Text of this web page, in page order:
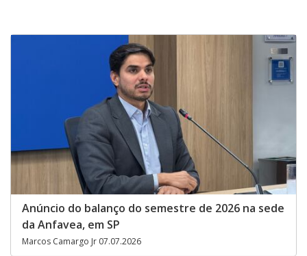
Anúncio do balanço do semestre de 2026 na sede
da Anfavea, em SP
Marcos Camargo Jr 07.07.2026